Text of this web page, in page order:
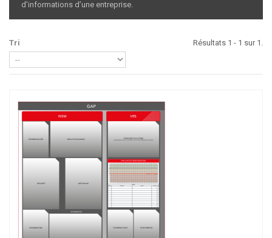
d’informations d’une entreprise.
Tri Résultats 1 - 1 sur 1.